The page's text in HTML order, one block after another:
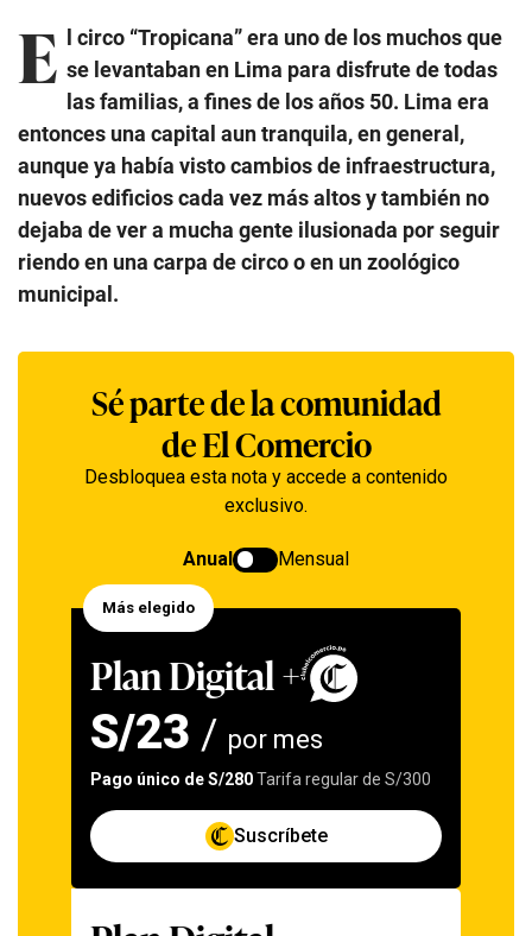
E
l circo “Tropicana” era uno de los muchos que
se levantaban en Lima para disfrute de todas
las familias, a fines de los años 50. Lima era
entonces una capital aun tranquila, en general,
aunque ya había visto cambios de infraestructura,
nuevos edificios cada vez más altos y también no
dejaba de ver a mucha gente ilusionada por seguir
riendo en una carpa de circo o en un zoológico
municipal.